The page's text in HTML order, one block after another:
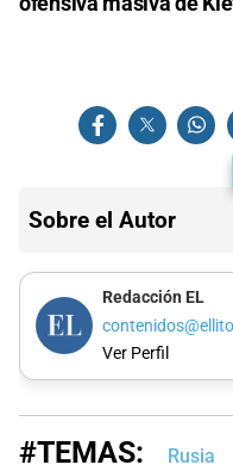
Sobre el Autor
Redacción EL
Ver Perfil
#TEMAS: Rusia